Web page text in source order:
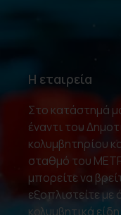
Η εταιρεία
Στο κατάστημά
έναντι του
κολυμβητηρίου
σταθμό του
μπορείτε να
εξοπλιστείτε με
κολυμβητικά είδη.